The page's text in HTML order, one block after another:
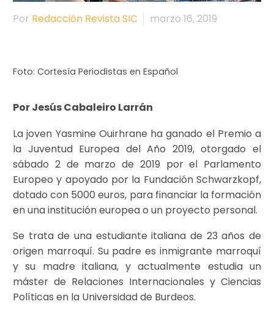
Por Redacción Revista SIC marzo 16, 2019
Foto: Cortesía Periodistas en Español
Por Jesús Cabaleiro Larrán
La joven Yasmine Ouirhrane ha ganado el Premio a
la Juventud Europea del Año 2019, otorgado el
sábado 2 de marzo de 2019 por el Parlamento
Europeo y apoyado por la Fundación Schwarzkopf,
dotado con 5000 euros, para financiar la formación
en una institución europea o un proyecto personal.
Se trata de una estudiante italiana de 23 años de
origen marroquí. Su padre es inmigrante marroquí
y su madre italiana, y actualmente estudia un
máster de Relaciones Internacionales y Ciencias
Políticas en la Universidad de Burdeos.